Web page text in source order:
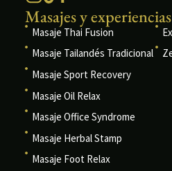
Masajes y experiencias
Masaje Thai Fusion
Masaje Tailandés Tradicional
Masaje Sport Recovery
Masaje Oil Relax
Masaje Office Syndrome
Masaje Herbal Stamp
Masaje Foot Relax